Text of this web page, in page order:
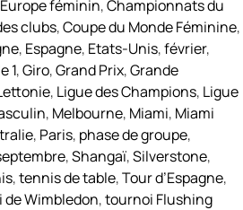
féminin,Championnats du
clubs,Coupe du Monde Féminine,
, Espagne, Etats-Unis,février,
1,Giro,Grand Prix,Grande
, Ligue des Champions, Ligue
, Melbourne, Miami, Miami
, Paris, phase de groupe,
,Shangaï,Silverstone,
,tennis de table,Tour d’Espagne,
Wimbledon,tournoi Flushing